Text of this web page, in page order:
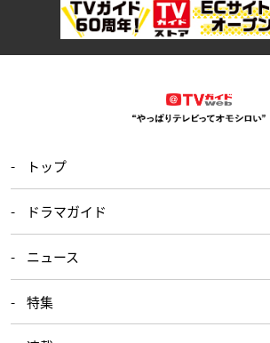
トップ
ドラマガイド
ニュース
特集